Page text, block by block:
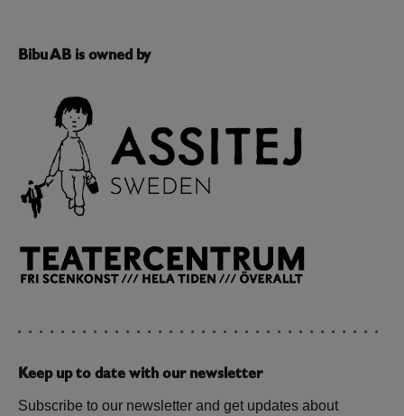
Bibu AB is owned by
Keep up to date with our newsletter
Subscribe to our newsletter and get updates about